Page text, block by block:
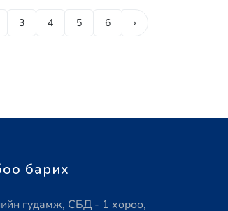
3 4 5 6 ›
барих
гудамж, СБД - 1 хороо,